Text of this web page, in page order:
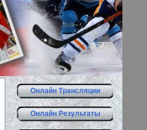
Онлайн Трансляции
Онлайн Результаты